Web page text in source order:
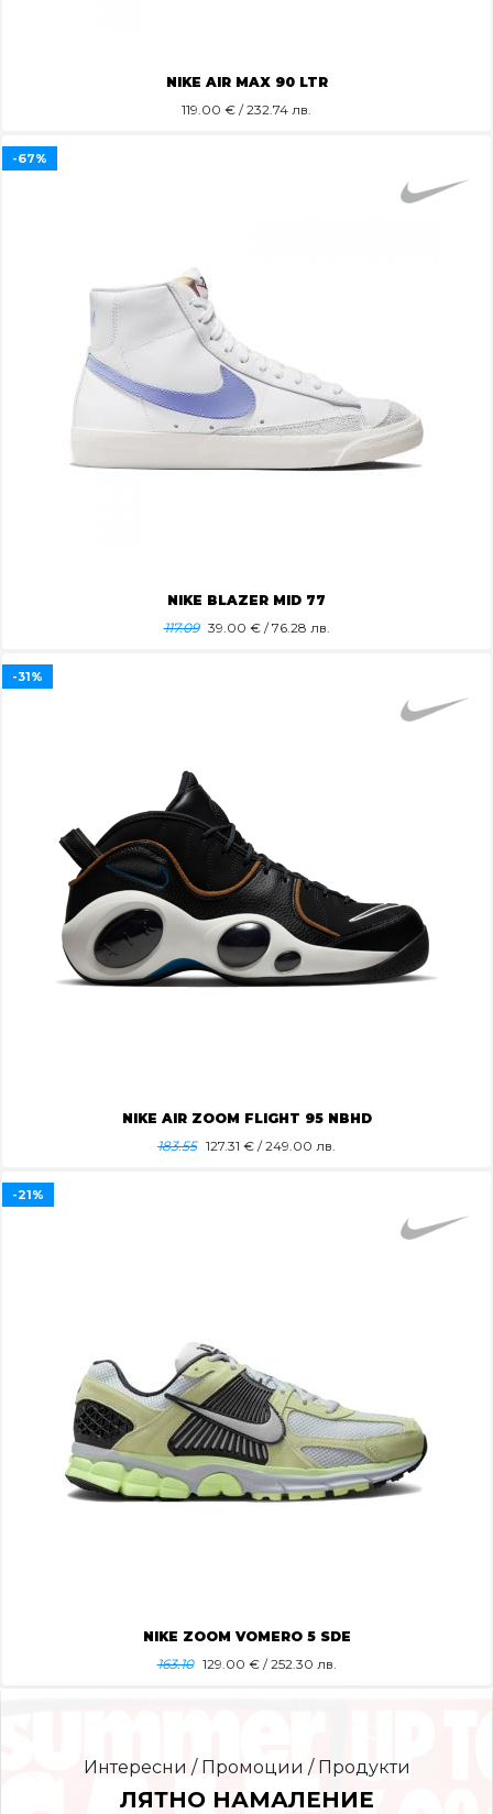
NIKE AIR MAX 90 LTR
119.00 € / 232.74 лв.
NIKE BLAZER MID 77
117.09 39.00 € / 76.28 лв.
-67%
NIKE AIR ZOOM FLIGHT 95 NBHD
183.55 127.31 € / 249.00 лв.
-31%
NIKE ZOOM VOMERO 5 SDE
163.10 129.00 € / 252.30 лв.
-21%
Интересни / Промоции / Продукти
ЛЯТНО НАМАЛЕНИЕ